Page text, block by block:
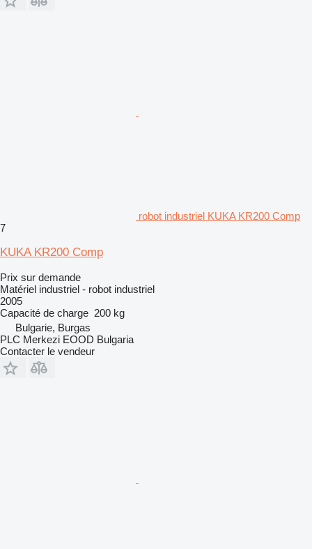
robot industriel KUKA KR200 Comp
7
KUKA KR200 Comp
Prix sur demande
Matériel industriel - robot industriel
2005
Capacité de charge 200 kg
Bulgarie, Burgas
PLC Merkezi EOOD Bulgaria
Contacter le vendeur